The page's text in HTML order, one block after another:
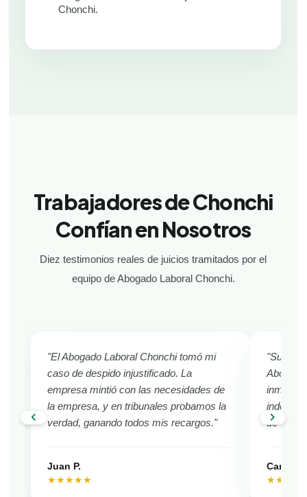
Chonchi.
Trabajadores de Chonchi
Confían en Nosotros
Diez testimonios reales de juicios tramitados por el
equipo de Abogado Laboral Chonchi.
chevron_left
"El Abogado Laboral Chonchi tomó mi
caso de despido injustificado. La
empresa mintió con las necesidades de
la empresa, y en tribunales probamos la
verdad, ganando todos mis recargos."
Juan P.
★★★★★
"Sufría
de
Camila
chevron_right